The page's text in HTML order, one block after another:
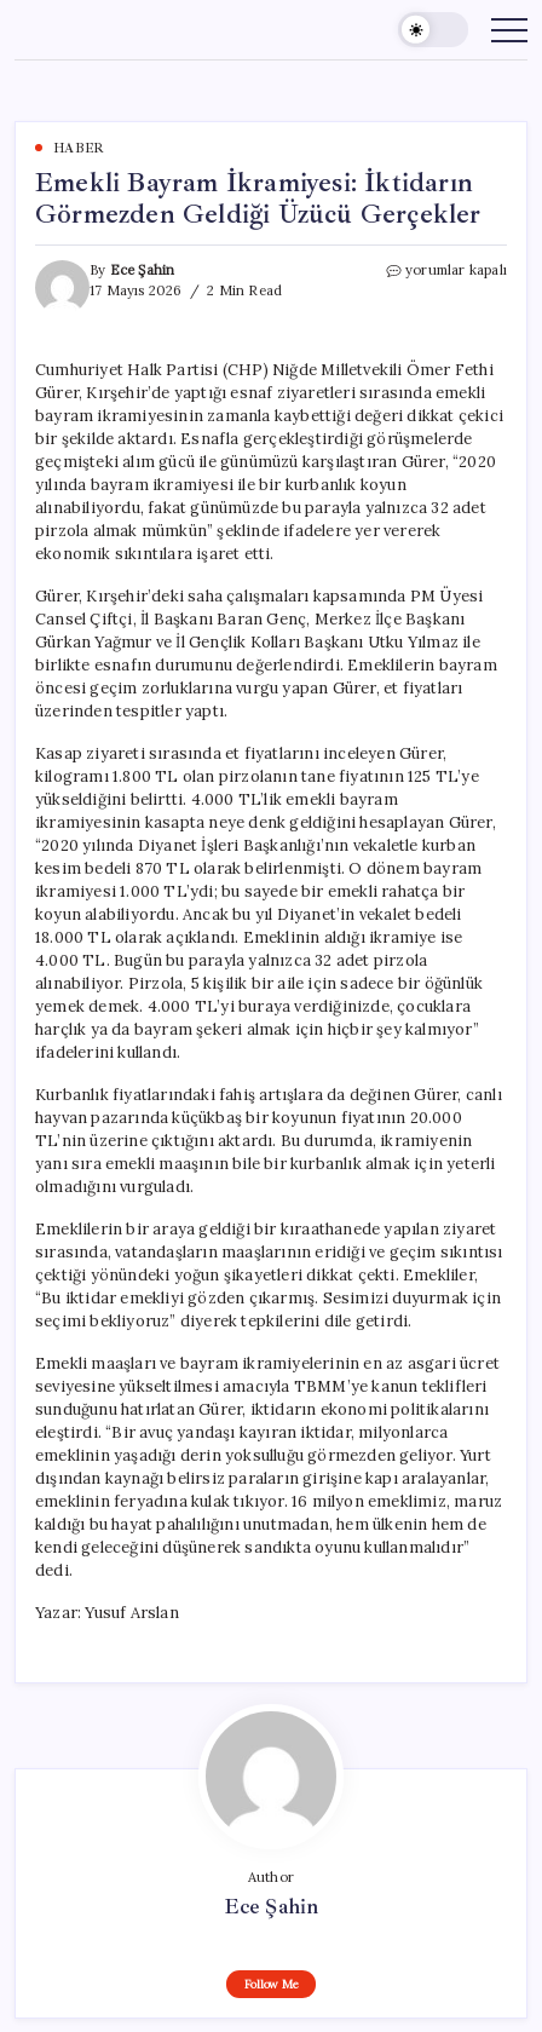
content
HABER
Emekli Bayram İkramiyesi: İktidarın
Görmezden Geldiği Üzücü Gerçekler
By Ece Şahin
17 Mayıs 2026
2 Min Read
Emekli
Geldiği
Üzücü
Gerçekler
için
yorumlar kapalı
Cumhuriyet Halk Partisi (CHP) Niğde Milletvekili Ömer Fethi
Gürer, Kırşehir’de yaptığı esnaf ziyaretleri sırasında emekli
bayram ikramiyesinin zamanla kaybettiği değeri dikkat çekici
bir şekilde aktardı. Esnafla gerçekleştirdiği görüşmelerde
geçmişteki alım gücü ile günümüzü karşılaştıran Gürer, “2020
yılında bayram ikramiyesi ile bir kurbanlık koyun
alınabiliyordu, fakat günümüzde bu parayla yalnızca 32 adet
pirzola almak mümkün” şeklinde ifadelere yer vererek
ekonomik sıkıntılara işaret etti.
Gürer, Kırşehir’deki saha çalışmaları kapsamında PM Üyesi
Cansel Çiftçi, İl Başkanı Baran Genç, Merkez İlçe Başkanı
Gürkan Yağmur ve İl Gençlik Kolları Başkanı Utku Yılmaz ile
birlikte esnafın durumunu değerlendirdi. Emeklilerin bayram
öncesi geçim zorluklarına vurgu yapan Gürer, et fiyatları
üzerinden tespitler yaptı.
Kasap ziyareti sırasında et fiyatlarını inceleyen Gürer,
kilogramı 1.800 TL olan pirzolanın tane fiyatının 125 TL’ye
yükseldiğini belirtti. 4.000 TL’lik emekli bayram
ikramiyesinin kasapta neye denk geldiğini hesaplayan Gürer,
“2020 yılında Diyanet İşleri Başkanlığı’nın vekaletle kurban
kesim bedeli 870 TL olarak belirlenmişti. O dönem bayram
ikramiyesi 1.000 TL’ydi; bu sayede bir emekli rahatça bir
koyun alabiliyordu. Ancak bu yıl Diyanet’in vekalet bedeli
18.000 TL olarak açıklandı. Emeklinin aldığı ikramiye ise
4.000 TL. Bugün bu parayla yalnızca 32 adet pirzola
alınabiliyor. Pirzola, 5 kişilik bir aile için sadece bir öğünlük
yemek demek. 4.000 TL’yi buraya verdiğinizde, çocuklara
harçlık ya da bayram şekeri almak için hiçbir şey kalmıyor”
ifadelerini kullandı.
Kurbanlık fiyatlarındaki fahiş artışlara da değinen Gürer, canlı
hayvan pazarında küçükbaş bir koyunun fiyatının 20.000
TL’nin üzerine çıktığını aktardı. Bu durumda, ikramiyenin
yanı sıra emekli maaşının bile bir kurbanlık almak için yeterli
olmadığını vurguladı.
Emeklilerin bir araya geldiği bir kıraathanede yapılan ziyaret
sırasında, vatandaşların maaşlarının eridiği ve geçim sıkıntısı
çektiği yönündeki yoğun şikayetleri dikkat çekti. Emekliler,
“Bu iktidar emekliyi gözden çıkarmış. Sesimizi duyurmak için
seçimi bekliyoruz” diyerek tepkilerini dile getirdi.
Emekli maaşları ve bayram ikramiyelerinin en az asgari ücret
seviyesine yükseltilmesi amacıyla TBMM’ye kanun teklifleri
sunduğunu hatırlatan Gürer, iktidarın ekonomi politikalarını
eleştirdi. “Bir avuç yandaşı kayıran iktidar, milyonlarca
emeklinin yaşadığı derin yoksulluğu görmezden geliyor. Yurt
dışından kaynağı belirsiz paraların girişine kapı aralayanlar,
emeklinin feryadına kulak tıkıyor. 16 milyon emeklimiz, maruz
kaldığı bu hayat pahalılığını unutmadan, hem ülkenin hem de
kendi geleceğini düşünerek sandıkta oyunu kullanmalıdır”
dedi.
Yazar: Yusuf Arslan
Author
Ece Şahin
Follow Me